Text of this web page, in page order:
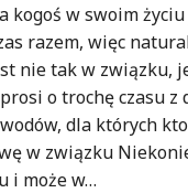
kogoś w swoim
razem, więc
nie tak w związku,
o trochę czasu z
dla których
w związku
i może w…